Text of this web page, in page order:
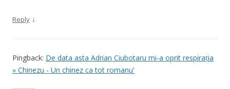
Reply ↓
Pingback: De data asta Adrian Ciubotaru mi-a oprit respirația
» Chinezu - Un chinez ca tot romanu'